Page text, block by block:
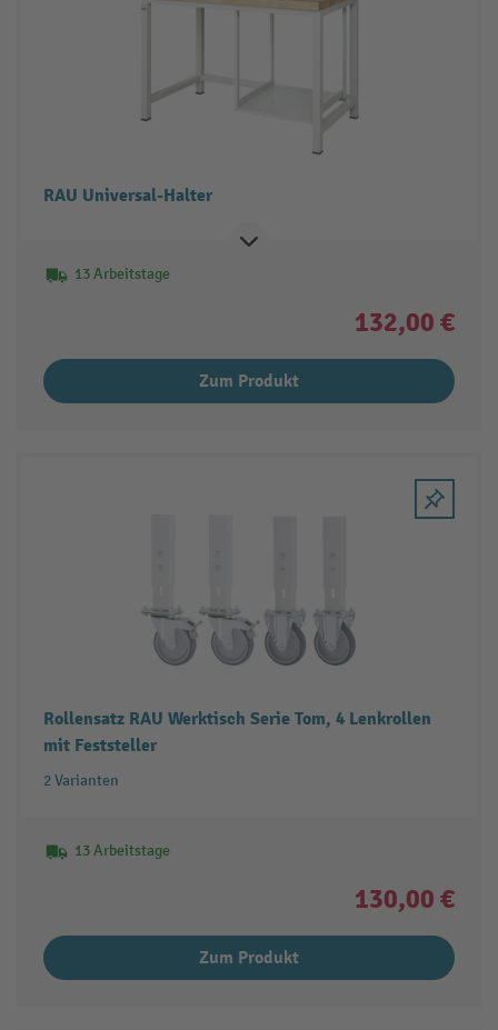
RAU Universal-Halter
13 Arbeitstage
132,00 €
Zum Produkt
Rollensatz RAU Werktisch Serie Tom, 4 Lenkrollen
mit Feststeller
2 Varianten
13 Arbeitstage
130,00 €
Zum Produkt